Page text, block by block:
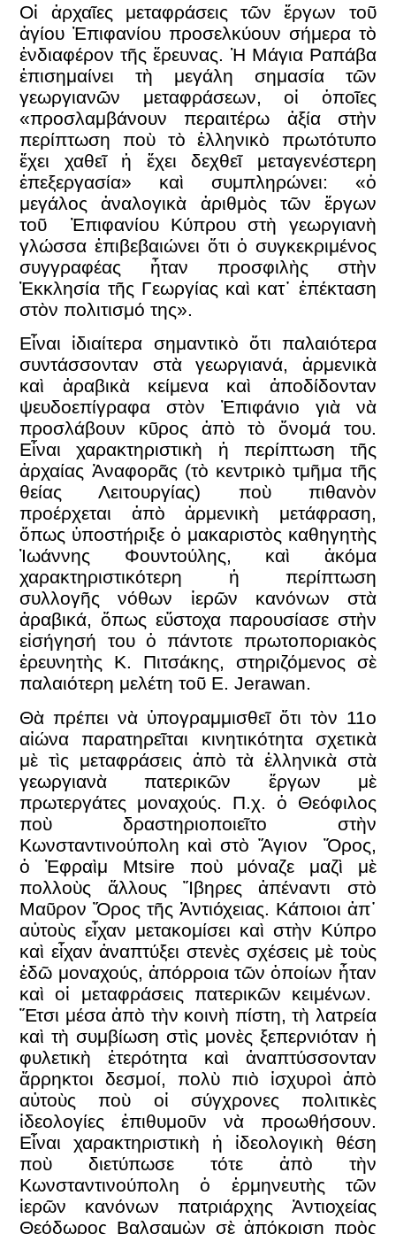
Οἱ ἀρχαῖες μεταφράσεις τῶν ἔργων τοῦ
ἁγίου Ἐπιφανίου προσελκύουν σήμερα τὸ
ἐνδιαφέρον τῆς ἔρευνας. Ἡ Μάγια Ραπάβα
ἐπισημαίνει τὴ μεγάλη σημασία τῶν
γεωργιανῶν μεταφράσεων, οἱ ὁποῖες
«προσλαμβάνουν περαιτέρω ἀξία στὴν
περίπτωση ποὺ τὸ ἑλληνικὸ πρωτότυπο
ἔχει χαθεῖ ἡ ἔχει δεχθεῖ μεταγενέστερη
ἐπεξεργασία» καὶ συμπληρώνει: «ὁ
μεγάλος ἀναλογικὰ ἀριθμὸς τῶν ἔργων
τοῦ Ἐπιφανίου Κύπρου στὴ γεωργιανὴ
γλώσσα ἐπιβεβαιώνει ὅτι ὁ συγκεκριμένος
συγγραφέας ἦταν προσφιλὴς στὴν
Ἐκκλησία τῆς Γεωργίας καὶ κατ᾽ ἐπέκταση
στὸν πολιτισμό της».
Εἶναι ἰδιαίτερα σημαντικὸ ὅτι παλαιότερα
συντάσσονταν στὰ γεωργιανά, ἀρμενικὰ
καὶ ἀραβικὰ κείμενα καὶ ἀποδίδονταν
ψευδοεπίγραφα στὸν Ἐπιφάνιο γιὰ νὰ
προσλάβουν κῦρος ἀπὸ τὸ ὄνομά του.
Εἶναι χαρακτηριστικὴ ἡ περίπτωση τῆς
ἀρχαίας Ἀναφορᾶς (τὸ κεντρικὸ τμῆμα τῆς
θείας Λειτουργίας) ποὺ πιθανὸν
προέρχεται ἀπὸ ἀρμενικὴ μετάφραση,
ὅπως ὑποστήριξε ὁ μακαριστὸς καθηγητὴς
Ἰωάννης Φουντούλης, καὶ ἀκόμα
χαρακτηριστικότερη ἡ περίπτωση
συλλογῆς νόθων ἱερῶν κανόνων στὰ
ἀραβικά, ὅπως εὔστοχα παρουσίασε στὴν
εἰσήγησή του ὁ πάντοτε πρωτοποριακὸς
ἐρευνητὴς Κ. Πιτσάκης, στηριζόμενος σὲ
παλαιότερη μελέτη τοῦ E. Jerawan.
Θὰ πρέπει νὰ ὑπογραμμισθεῖ ὅτι τὸν 11ο
αἰώνα παρατηρεῖται κινητικότητα σχετικὰ
μὲ τὶς μεταφράσεις ἀπὸ τὰ ἑλληνικὰ στὰ
γεωργιανὰ πατερικῶν ἔργων μὲ
πρωτεργάτες μοναχούς. Π.χ. ὁ Θεόφιλος
ποὺ δραστηριοποιεῖτο στὴν
Κωνσταντινούπολη καὶ στὸ Ἅγιον Ὄρος,
ὁ Ἐφραὶμ Mtsire ποὺ μόναζε μαζὶ μὲ
πολλοὺς ἄλλους Ἴβηρες ἀπέναντι στὸ
Μαῦρον Ὄρος τῆς Ἀντιόχειας. Κάποιοι ἀπ᾽
αὐτοὺς εἶχαν μετακομίσει καὶ στὴν Κύπρο
καὶ εἶχαν ἀναπτύξει στενὲς σχέσεις μὲ τοὺς
ἐδῶ μοναχούς, ἀπόρροια τῶν ὁποίων ἦταν
καὶ οἱ μεταφράσεις πατερικῶν κειμένων.
Ἔτσι μέσα ἀπὸ τὴν κοινὴ πίστη, τὴ λατρεία
καὶ τὴ συμβίωση στὶς μονὲς ξεπερνιόταν ἡ
φυλετικὴ ἑτερότητα καὶ ἀναπτύσσονταν
ἄρρηκτοι δεσμοί, πολὺ πιὸ ἰσχυροὶ ἀπὸ
αὐτοὺς ποὺ οἱ σύγχρονες πολιτικὲς
ἰδεολογίες ἐπιθυμοῦν νὰ προωθήσουν.
Εἶναι χαρακτηριστικὴ ἡ ἰδεολογικὴ θέση
ποὺ διετύπωσε τότε ἀπὸ τὴν
Κωνσταντινούπολη ὁ ἑρμηνευτὴς τῶν
ἱερῶν κανόνων πατριάρχης Ἀντιοχείας
Θεόδωρος Βαλσαμὼν σὲ ἀπόκριση πρὸς